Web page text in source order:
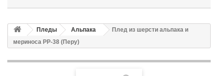
Пледы Альпака
Плед из шерсти альпака и
мериноса РР-38 (Перу)